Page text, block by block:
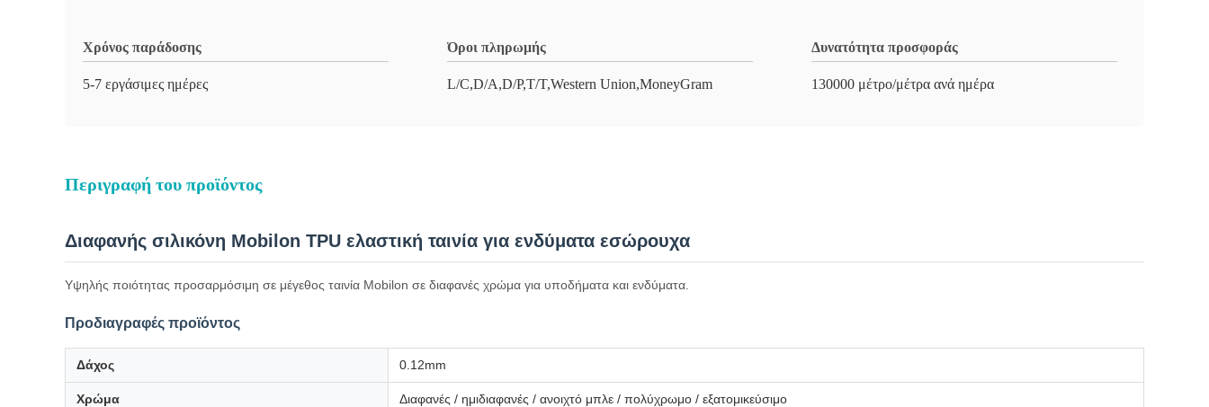
Χρόνος παράδοσης
5-7 εργάσιμες ημέρες
Όροι πληρωμής
L/C,D/A,D/P,T/T,Western Union,MoneyGram
Δυνατότητα προσφοράς
130000 μέτρο/μέτρα ανά ημέρα
Περιγραφή του προϊόντος
Διαφανής σιλικόνη Mobilon TPU ελαστική ταινία για ενδύματα εσώρουχα
Υψηλής ποιότητας προσαρμόσιμη σε μέγεθος ταινία Mobilon σε διαφανές χρώμα για υποδήματα και ενδύματα.
Προδιαγραφές προϊόντος
Δάχος 0.12mm
Χρώμα Διαφανές / ημιδιαφανές / ανοιχτό μπλε / πολύχρωμο / εξατομικεύσιμο